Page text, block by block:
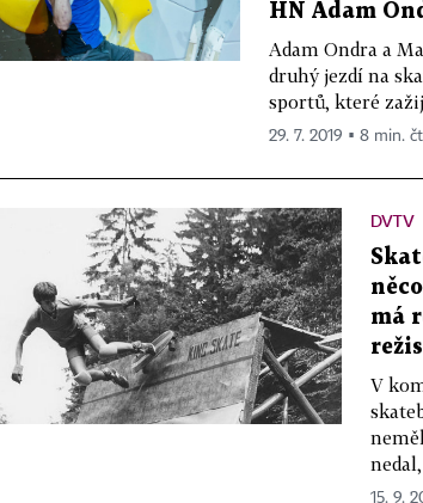
HN Adam
Adam Ondra a
druhý jezdí na
sportů, které
29. 7. 2019 ▪ 8 min.
DVTV
má
V
15. 9.